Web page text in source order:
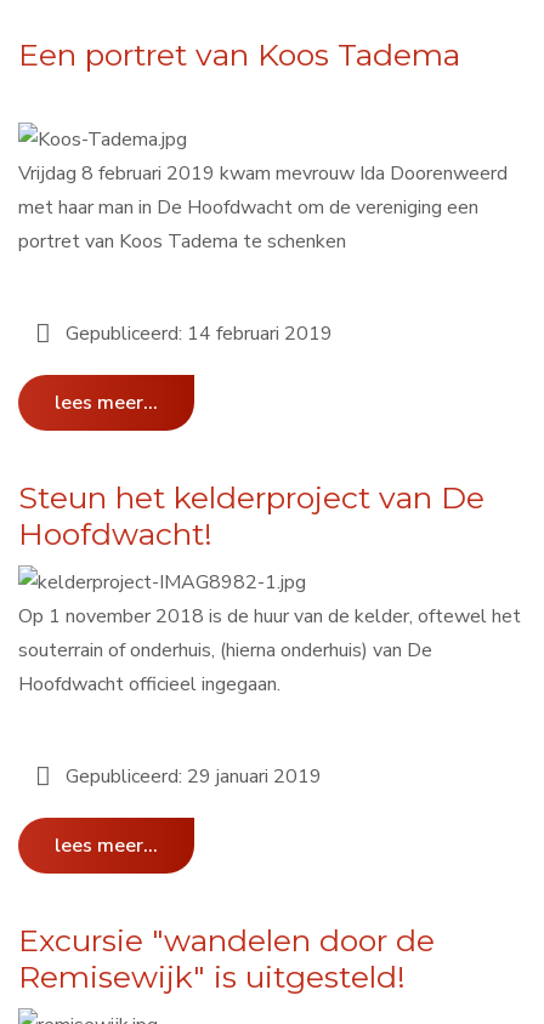
Een portret van Koos Tadema
Vrijdag 8 februari 2019 kwam mevrouw Ida Doorenweerd
met haar man in De Hoofdwacht om de vereniging een
portret van Koos Tadema te schenken
Gepubliceerd: 14 februari 2019
lees meer...
Steun het kelderproject van De
Hoofdwacht!
Op 1 november 2018 is de huur van de kelder, oftewel het
souterrain of onderhuis, (hierna onderhuis) van De
Hoofdwacht officieel ingegaan.
Gepubliceerd: 29 januari 2019
lees meer...
Excursie "wandelen door de
Remisewijk" is uitgesteld!